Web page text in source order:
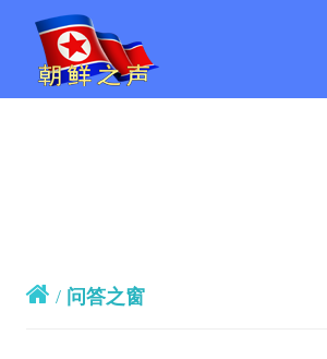
/ 问答之窗